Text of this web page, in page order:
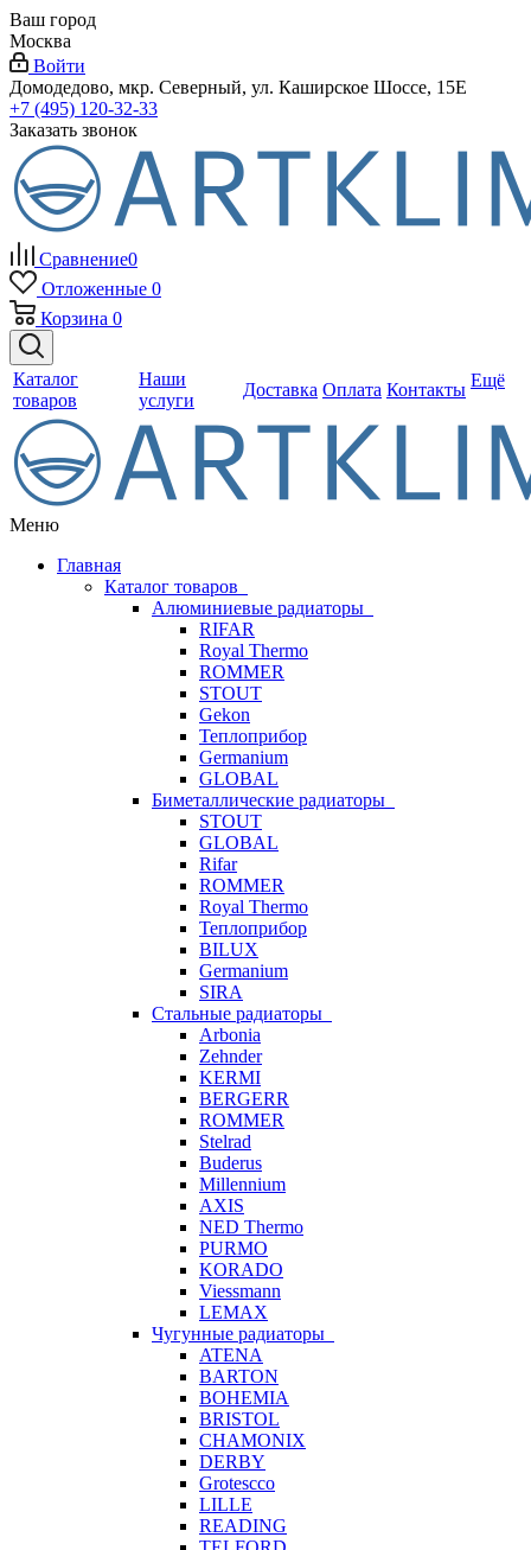
Ваш город
Москва
Войти
Домодедово, мкр. Северный, ул. Каширское Шоссе, 15Е
+7 (495) 120-32-33
Заказать звонок
Сравнение0
Отложенные 0
Корзина 0
Каталог
товаров
Наши
услуги
Доставка Оплата Контакты Ещё
Меню
Главная
Каталог товаров
Алюминиевые радиаторы
RIFAR
Royal Thermo
ROMMER
STOUT
Gekon
Теплоприбор
Germanium
GLOBAL
Биметаллические радиаторы
STOUT
GLOBAL
Rifar
ROMMER
Royal Thermo
Теплоприбор
BILUX
Germanium
SIRA
Стальные радиаторы
Arbonia
Zehnder
KERMI
BERGERR
ROMMER
Stelrad
Buderus
Millennium
AXIS
NED Thermo
PURMO
KORADO
Viessmann
LEMAX
Чугунные радиаторы
ATENA
BARTON
BOHEMIA
BRISTOL
CHAMONIX
DERBY
Grotescco
LILLE
READING